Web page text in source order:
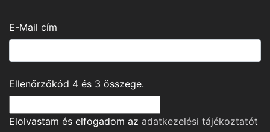
E-Mail cím
Ellenőrzőkód 4 és 3 összege.
Elolvastam és elfogadom az adatkezelési tájékoztatót